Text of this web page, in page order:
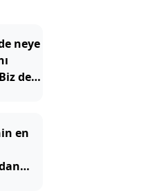
neye
de
en